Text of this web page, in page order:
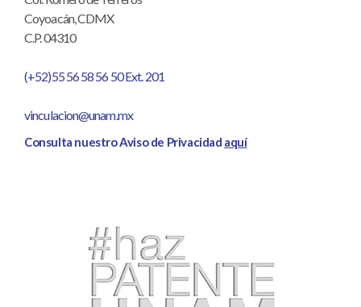
Coyoacán, CDMX
C.P. 04310
(+52)55 56 58 56 50 Ext. 201
vinculacion@unam.mx
Consulta nuestro Aviso de Privacidad aquí